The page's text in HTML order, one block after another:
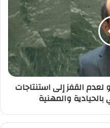
القفز إلى استنتاجات
والمهنية